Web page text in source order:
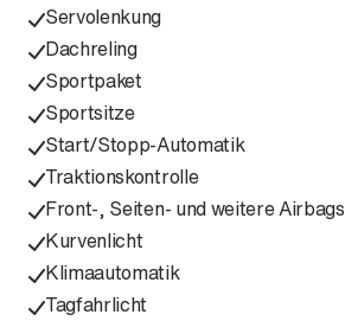
Servolenkung
Dachreling
Sportpaket
Sportsitze
Start/Stopp-Automatik
Traktionskontrolle
Front-, Seiten- und weitere Airbags
Kurvenlicht
Klimaautomatik
Tagfahrlicht